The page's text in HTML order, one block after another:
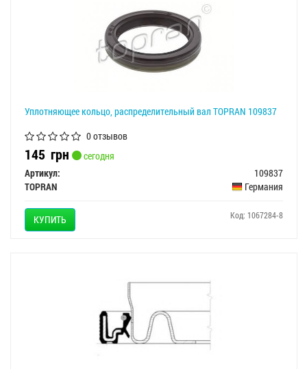
Уплотняющее кольцо, распределительный вал TOPRAN 109837
0 отзывов
145 грн
сегодня
Артикул:
109837
TOPRAN
Германия
КУПИТЬ Код: 1067284-8